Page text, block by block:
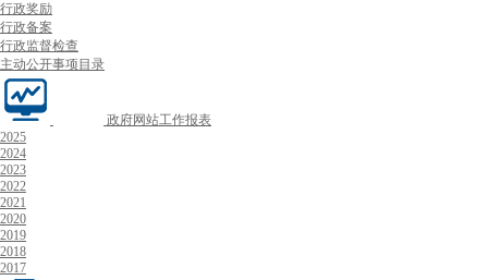
行政奖励
行政备案
行政监督检查
主动公开事项目录
政府网站工作报表
2025
2024
2023
2022
2021
2020
2019
2018
2017